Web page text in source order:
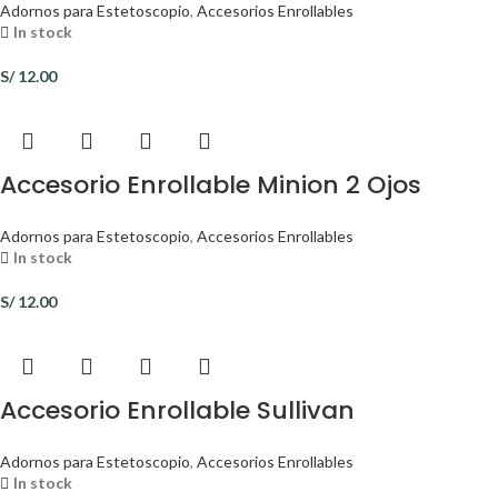
Adornos para Estetoscopio, Accesorios Enrollables
In stock
S/12.00
Accesorio Enrollable Minion 2 Ojos
Adornos para Estetoscopio, Accesorios Enrollables
In stock
S/12.00
Accesorio Enrollable Sullivan
Adornos para Estetoscopio, Accesorios Enrollables
In stock